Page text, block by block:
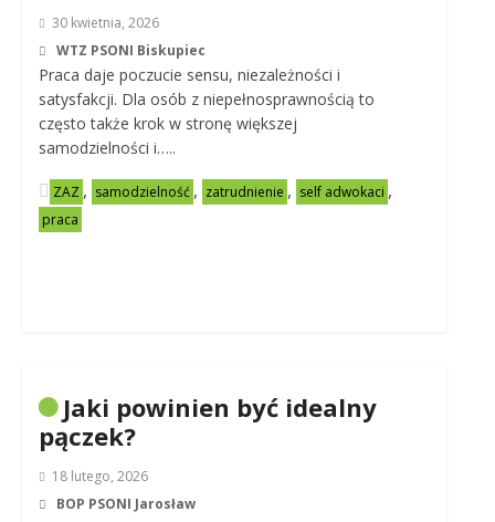
30 kwietnia, 2026
WTZ PSONI Biskupiec
Praca daje poczucie sensu, niezależności i
satysfakcji. Dla osób z niepełnosprawnością to
często także krok w stronę większej
samodzielności i…..
ZAZ , samodzielność , zatrudnienie , self adwokaci ,
praca
Jaki powinien być idealny
pączek?
18 lutego, 2026
BOP PSONI Jarosław